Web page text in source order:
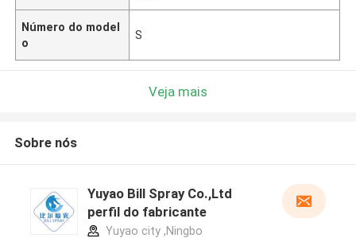
Número do model
o
S
Veja mais
Sobre nós
Yuyao Bill Spray Co.,Ltd
perfil do fabricante
Yuyao city ,Ningbo